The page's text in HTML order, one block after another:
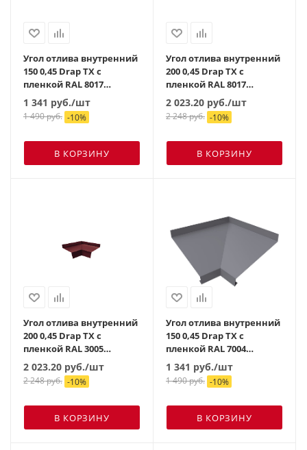
Угол отлива внутренний
150 0,45 Drap TX с
пленкой RAL 8017
шоколад
1 341 руб./шт
1 490руб. -10%
В КОРЗИНУ
Угол отлива внутренний
200 0,45 Drap TX с
пленкой RAL 8017
шоколад
2 023.20 руб./шт
2 248руб. -10%
В КОРЗИНУ
Угол отлива внутренний
200 0,45 Drap TX с
пленкой RAL 3005
красное вино
2 023.20 руб./шт
2 248руб. -10%
В КОРЗИНУ
Угол отлива внутренний
150 0,45 Drap TX с
пленкой RAL 7004
сигнальный серый
1 341 руб./шт
1 490руб. -10%
В КОРЗИНУ